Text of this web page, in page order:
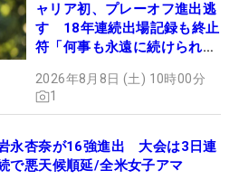
ャリア初、プレーオフ進出逃
す 18年連続出場記録も終止
符「何事も永遠に続けられな
2026年8月8日 (土) 10時00分
1
永杏奈が16強進出 大会は3日連
で悪天候順延/全米女子アマ